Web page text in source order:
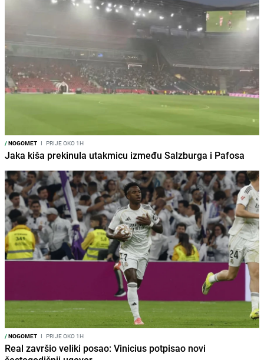
/NOGOMET I PRIJE OKO 1H
Jaka kiša prekinula utakmicu između Salzburga i Pafosa
/NOGOMET I PRIJE OKO 1H
Real završio veliki posao: Vinicius potpisao novi